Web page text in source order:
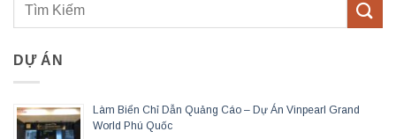
DỰ ÁN
Làm Biển Chỉ Dẫn Quảng Cáo – Dự Án Vinpearl Grand
World Phú Quốc